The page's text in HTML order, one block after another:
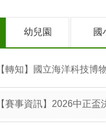
幼兒園 國
【轉知】國立海洋科技博
【賽事資訊】2026中正